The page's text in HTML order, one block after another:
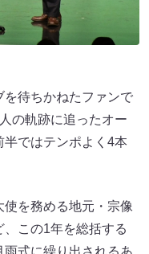
を待ちかねたファンで
の軌跡に追ったオー
ではテンポよく4本
を務める地元・宗像
この1年を総括する